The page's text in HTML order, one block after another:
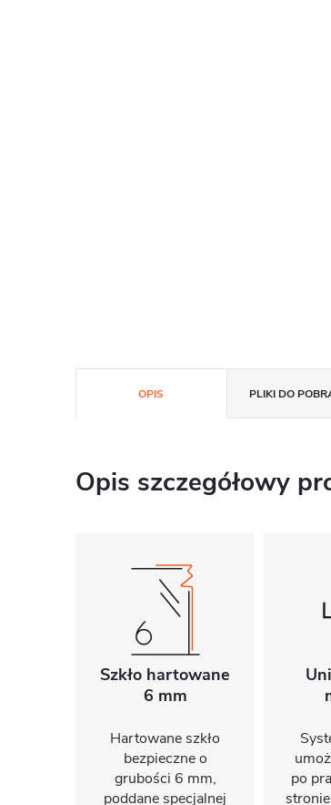
OPIS PLIKI DO
Opis szczegółowy
Szkło hartowane
6 mm
Hartowane szkło
bezpieczne o
grubości 6 mm,
poddane specjalnej
po